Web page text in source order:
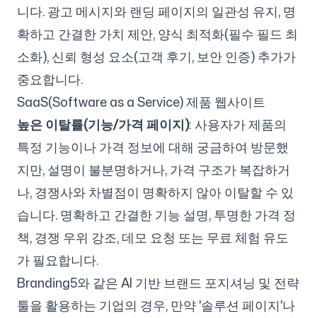
니다. 광고 메시지와 랜딩 페이지의 일관성 유지, 명
확하고 간결한 가치 제안, 양식 최적화(필수 필드 최
소화), 신뢰 형성 요소(고객 후기, 보안 인증) 추가가
중요합니다.
SaaS(Software as a Service) 제품 웹사이트
높은 이탈률(기능/가격 페이지): 사용자가 제품의
특정 기능이나 가격 정보에 대해 궁금하여 방문했
지만, 설명이 불분명하거나, 가격 구조가 복잡하거
나, 경쟁사와 차별점이 명확하지 않아 이탈할 수 있
습니다. 명확하고 간결한 기능 설명, 투명한 가격 정
책, 경쟁 우위 강조, 데모 요청 또는 무료 체험 유도
가 필요합니다.
Branding5와 같은 AI 기반 브랜드 포지셔닝 및 전략
툴을 활용하는 기업의 경우, 만약 '솔루션 페이지'나